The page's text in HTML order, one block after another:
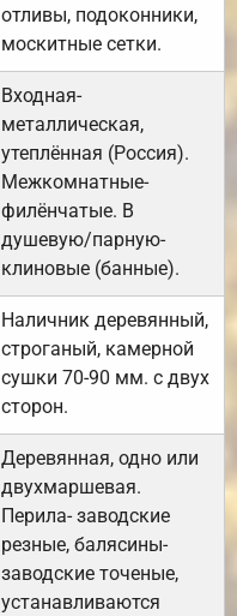
отливы, подоконники,
москитные сетки.
Входная-
металлическая,
утеплённая (Россия).
Межкомнатные-
филёнчатые. В
душевую/парную-
клиновые (банные).
Наличник деревянный,
строганый, камерной
сушки 70-90 мм. с двух
сторон.
Деревянная, одно или
двухмаршевая.
Перила- заводские
резные, балясины-
заводские точеные,
устанавливаются